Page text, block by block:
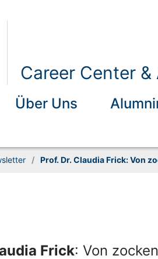
Career Center
Über Uns
/ Prof. Dr. Claudia Frick: Von
Frick: Von